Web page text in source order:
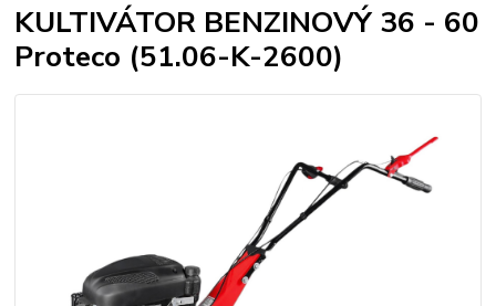
KULTIVÁTOR BENZINOVÝ 36 - 60
Proteco (51.06-K-2600)